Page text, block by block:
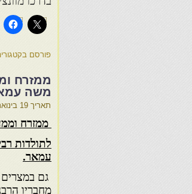
פורסם
ממזרח
משה
תאריך 19 בינואר 2013
ממזרח
לתולדות
עמאר.
גם
מחבריו